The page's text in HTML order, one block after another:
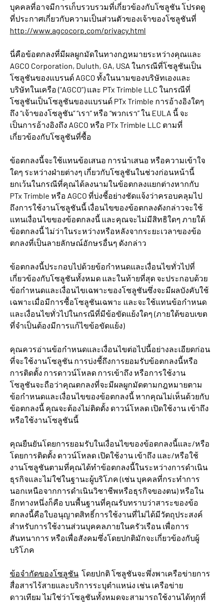
บุคคลที่อาจมีการเก็บรวบรวมที่เกี่ยวข้องกับโซลูชัน โปรดดู
ที่ประกาศเกี่ยวกับความเป็นส่วนตัวของเจ้าของโซลูชันที่
http://www.agcocorp.com/privacy.html
นี่คือข้อตกลงที่มีผลผูกมัดในทางกฎหมายระหว่างคุณและ
AGCO Corporation, Duluth, GA, USA ในกรณีที่โซลูชันเป็น
โซลูชันของแบรนด์ AGCO ทั้งในนามของบริษัทเองและ
บริษัทในเครือ (“AGCO”) และ PTx Trimble LLC ในกรณีที่
โซลูชันเป็นโซลูชันของแบรนด์ PTx Trimble การอ้างอิงใดๆ
ถึง “เจ้าของโซลูชัน” “เรา” หรือ “พวกเรา” ใน EULA นี้ จะ
เป็นการอ้างอิงถึง AGCO หรือ PTx Trimble LLC ตามที่
เกี่ยวข้องกับโซลูชันที่ซื้อ
ข้อตกลงนี้จะใช้แทนข้อเสนอ การนำเสนอ หรือความเข้าใจ
ใดๆ ระหว่างฝ่ายต่างๆ เกี่ยวกับโซลูชันในช่วงก่อนหน้านี้
ยกเว้นในกรณีที่คุณได้ลงนามในข้อตกลงแยกต่างหากกับ
PTx Trimble หรือ AGCO ที่บ่งชี้อย่างชัดแจ้งว่าครอบคลุมไป
ถึงการใช้งานโซลูชันนี้ เงื่อนไขของข้อตกลงดังกล่าวจะใช้
แทนเงื่อนไขของข้อตกลงนี้ และคุณจะไม่มีสิทธิใดๆ ภายใต้
ข้อตกลงนี้ ไม่ว่าในระหว่างหรือหลังจากระยะเวลาของข้อ
ตกลงที่เป็นลายลักษณ์อักษรอื่นๆ ดังกล่าว
ข้อตกลงนี้ประกอบไปด้วยข้อกำหนดและเงื่อนไขทั่วไปที่
เกี่ยวข้องกับโซลูชันทั้งหมด และในท้ายที่สุด จะประกอบด้วย
ข้อกำหนดและเงื่อนไขเฉพาะของโซลูชันซึ่งจะมีผลบังคับใช้
เฉพาะเมื่อมีการซื้อโซลูชันเฉพาะ และจะใช้แทนข้อกำหนด
และเงื่อนไขทั่วไปในกรณีที่มีข้อขัดแย้งใดๆ (ภายใต้ขอบเขต
ที่จำเป็นต้องมีการแก้ไขข้อขัดแย้ง)
คุณควรอ่านข้อกำหนดและเงื่อนไขต่อไปนี้อย่างละเอียดก่อน
ที่จะใช้งานโซลูชัน การบ่งชี้ถึงการยอมรับข้อตกลงนี้หรือ
การติดตั้ง การดาวน์โหลด การเข้าถึง หรือการใช้งาน
โซลูชันจะถือว่าคุณตกลงที่จะมีผลผูกมัดตามกฎหมายตาม
ข้อกำหนดและเงื่อนไขของข้อตกลงนี้ หากคุณไม่เห็นด้วยกับ
ข้อตกลงนี้ คุณจะต้องไม่ติดตั้ง ดาวน์โหลด เปิดใช้งาน เข้าถึง
หรือใช้งานโซลูชันนี้
คุณยืนยันโดยการยอมรับในเงื่อนไขของข้อตกลงนี้และ/หรือ
โดยการติดตั้ง ดาวน์โหลด เปิดใช้งาน เข้าถึง และ/หรือใช้
งานโซลูชันตามที่คุณได้ทำข้อตกลงนี้ในระหว่างการดำเนิน
ธุรกิจและไม่ใช่ในฐานะผู้บริโภค (เช่น บุคคลที่กระทำการ
นอกเหนือจากการดำเนินวิชาชีพหรือธุรกิจของตน) หรือใน
อีกทางหนึ่งก็คือ บนพื้นฐานที่คุณรับทราบว่าสาระของข้อ
ตกลงนี้คือใบอนุญาตสิทธิ์การใช้งานที่ไม่ได้มีวัตถุประสงค์
สำหรับการใช้งานส่วนบุคคลภายในครัวเรือน เพื่อการ
สันทนาการ หรือเพื่อสังคมซึ่งโดยปกติมักจะเกี่ยวข้องกับผู้
บริโภค
ข้อจำกัดของโซลูชัน โดยปกติ โซลูชันจะพึ่งพาเครือข่ายการ
สื่อสารไร้สายและบริการระบุตำแหน่ง เช่น เครือข่าย
ดาวเทียม ไม่ใช่ว่าโซลูชันทั้งหมดจะสามารถใช้งานได้ทุกที่